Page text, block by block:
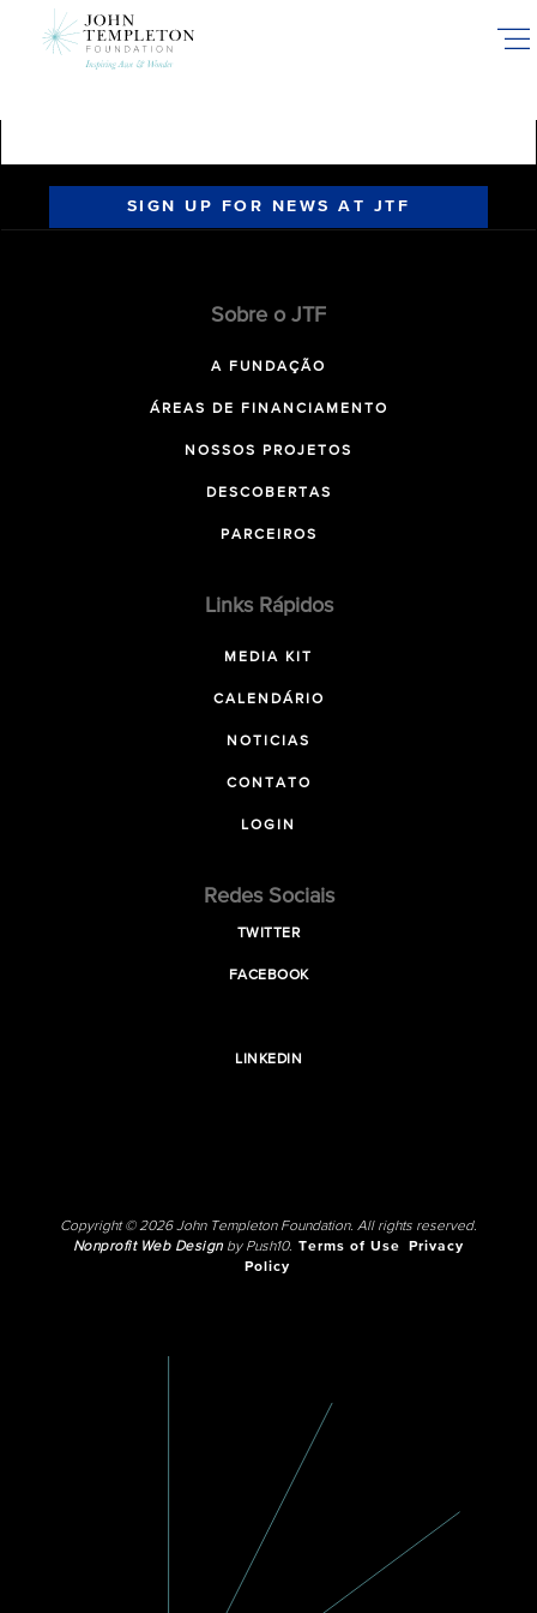
SIGN UP FOR NEWS AT JTF
Sobre o JTF
A FUNDAÇÃO
ÁREAS DE FINANCIAMENTO
NOSSOS PROJETOS
DESCOBERTAS
PARCEIROS
Links Rápidos
MEDIA KIT
CALENDÁRIO
NOTICIAS
CONTATO
LOGIN
Redes Sociais
TWITTER
FACEBOOK
LINKEDIN
Copyright © 2026 John Templeton Foundation. All rights reserved.
Nonprofit Web Designby Push10. Terms of Use
Privacy
Policy